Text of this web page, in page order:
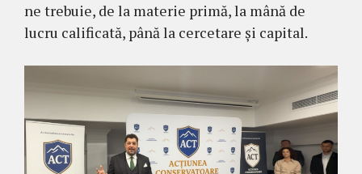
ne trebuie, de la materie primă, la mână de
lucru calificată, până la cercetare și capital.